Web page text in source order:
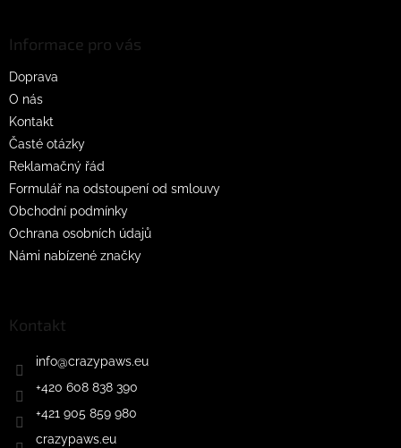
Informace pro vás
Doprava
O nás
Kontakt
Časté otázky
Reklamačný řád
Formulář na odstoupení od smlouvy
Obchodní podmínky
Ochrana osobních údajů
Námi nabízené značky
Kontakt
info@crazypaws.eu
+420 608 838 390
+421 905 859 980
crazypaws.eu